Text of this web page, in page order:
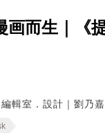
画而生｜《
輯室．設計｜劉乃